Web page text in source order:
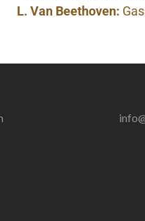
L. Van Beethoven: